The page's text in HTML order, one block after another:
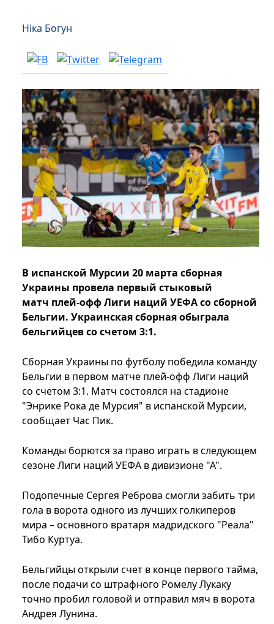
Ніка Богун
В испанской Мурсии 20 марта сборная
Украины провела первый стыковый
матч плей-офф Лиги наций УЕФА со сборной
Бельгии. Украинская сборная обыграла
бельгийцев со счетом 3:1.
Сборная Украины по футболу победила команду
Бельгии в первом матче плей-офф Лиги наций
со счетом 3:1. Матч состоялся на стадионе
"Энрике Рока де Мурсия" в испанской Мурсии,
сообщает Час Пик.
Команды борются за право играть в следующем
сезоне Лиги наций УЕФА в дивизионе "А".
Подопечные Сергея Реброва смогли забить три
гола в ворота одного из лучших голкиперов
мира – основного вратаря мадридского "Реала"
Тибо Куртуа.
Бельгийцы открыли счет в конце первого тайма,
после подачи со штрафного Ромелу Лукаку
точно пробил головой и отправил мяч в ворота
Андрея Лунина.